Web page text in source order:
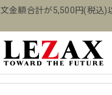
金額合計が5,500円(税込)